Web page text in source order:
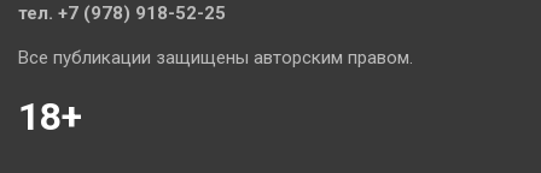
тел. +7 (978) 918-52-25
Все публикации защищены авторским правом.
18+